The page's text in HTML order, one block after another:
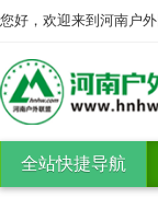
您好，欢迎来到河南户
全站快捷导航